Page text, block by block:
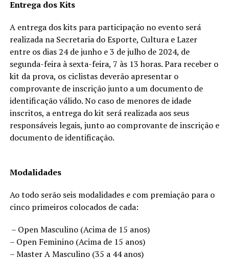
Entrega dos Kits
A entrega dos kits para participação no evento será
realizada na Secretaria do Esporte, Cultura e Lazer
entre os dias 24 de junho e 3 de julho de 2024, de
segunda-feira à sexta-feira, 7 às 13 horas. Para receber o
kit da prova, os ciclistas deverão apresentar o
comprovante de inscrição junto a um documento de
identificação válido. No caso de menores de idade
inscritos, a entrega do kit será realizada aos seus
responsáveis legais, junto ao comprovante de inscrição e
documento de identificação.
Modalidades
Ao todo serão seis modalidades e com premiação para o
cinco primeiros colocados de cada:
– Open Masculino (Acima de 15 anos)
– Open Feminino (Acima de 15 anos)
– Master A Masculino (35 a 44 anos)